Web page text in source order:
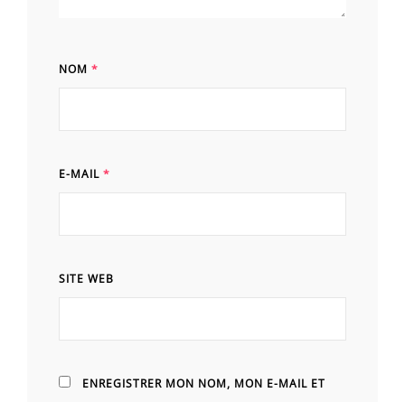
NOM *
E-MAIL *
SITE WEB
ENREGISTRER MON NOM, MON E-MAIL ET